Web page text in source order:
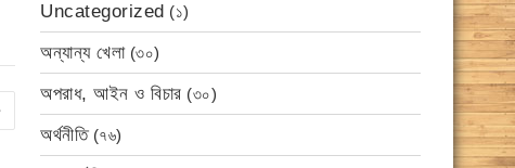
Uncategorized (১)
অন্যান্য খেলা(৩০)
অপরাধ, আইন ও বিচার (৩০)
অর্থনীতি(৭৬)